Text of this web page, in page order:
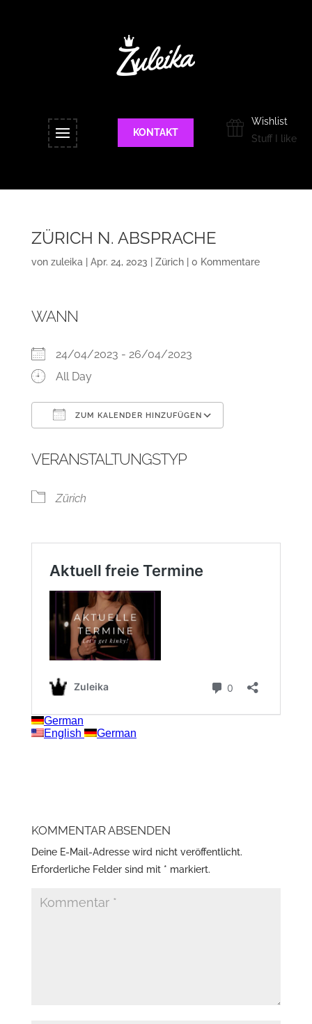
KONTAKT
Wishlist
Stuff I like
ZÜRICH N. ABSPRACHE
von zuleika Apr. 24, 2023 Zürich| 0 Kommentare
WANN
24/04/2023 - 26/04/2023
All Day
ZUM KALENDER HINZUFÜGEN
VERANSTALTUNGSTYP
Zürich
KOMMENTAR ABSENDEN
Deine E-Mail-Adresse wird nicht veröffentlicht.
Erforderliche Felder sind mit * markiert.